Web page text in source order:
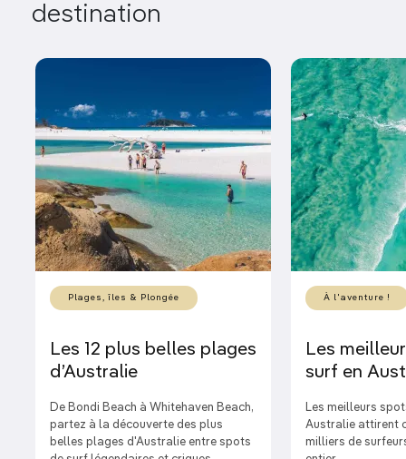
destination
Plages, îles & Plongée
Les 12 plus belles plages
d’Australie
De Bondi Beach à Whitehaven Beach,
partez à la découverte des plus
belles plages d'Australie entre spots
À l'aventure !
Les
surf en
Les meilleurs
Australie attirent
milliers de